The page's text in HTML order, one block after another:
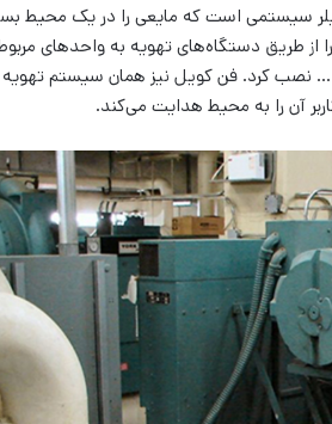
سیستمی است که مایعی را در یک محیط
از طریق دستگاه‌های تهویه به واحدهای
و … نصب کرد. فن کویل نیز همان سیستم
آن را به محیط هدایت می‌کند.